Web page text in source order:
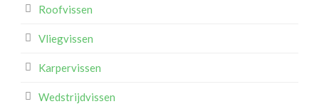
Roofvissen
Vliegvissen
Karpervissen
Wedstrijdvissen